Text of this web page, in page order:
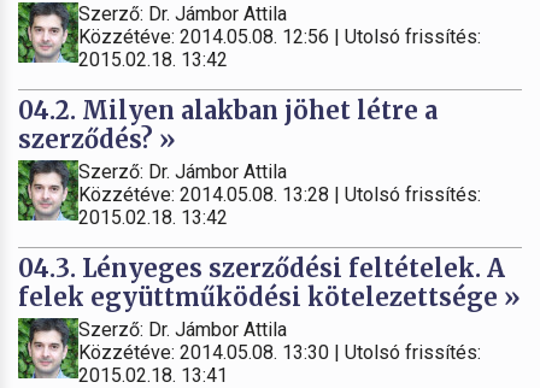
Szerző: Dr. Jámbor Attila
Közzétéve: 2014.05.08. 12:56 | Utolsó frissítés:
2015.02.18. 13:42
04.2. Milyen alakban jöhet létre a
szerződés? »
Szerző: Dr. Jámbor Attila
Közzétéve: 2014.05.08. 13:28 | Utolsó frissítés:
2015.02.18. 13:42
04.3. Lényeges szerződési feltételek. A
felek együttműködési kötelezettsége »
Szerző: Dr. Jámbor Attila
Közzétéve: 2014.05.08. 13:30 | Utolsó frissítés:
2015.02.18. 13:41